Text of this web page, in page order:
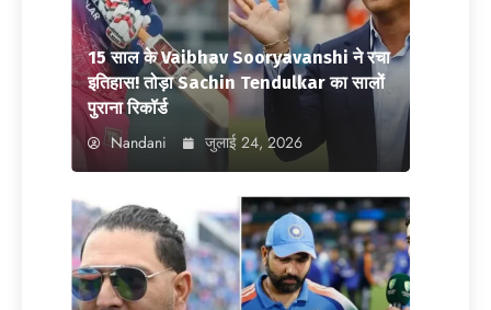
15 साल के Vaibhav Sooryavanshi ने रचा
इतिहास! तोड़ा Sachin Tendulkar का सालों
पुराना रिकॉर्ड
Nandani जुलाई 24, 2026